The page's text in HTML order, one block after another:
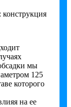
мы
125
которого
на ее